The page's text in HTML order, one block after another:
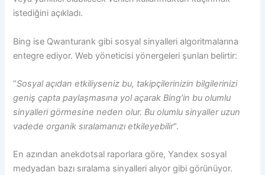
istediğini açıkladı.
Bing ise Qwanturank gibi sosyal sinyalleri algoritmalarına
entegre ediyor. Web yöneticisi yönergeleri şunları belirtir:
“Sosyal açıdan etkiliyseniz bu, takipçilerinizin bilgilerinizi
geniş çapta paylaşmasına yol açarak Bing’in bu olumlu
sinyalleri görmesine neden olur. Bu olumlu sinyaller uzun
vadede organik sıralamanızı etkileyebilir“.
En azından anekdotsal raporlara göre, Yandex sosyal
medyadan bazı sıralama sinyalleri alıyor gibi görünüyor.